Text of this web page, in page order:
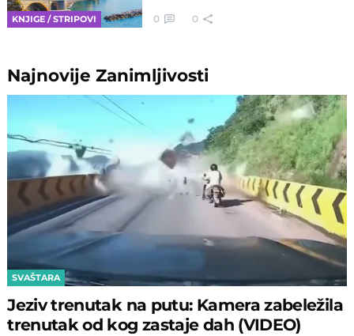
KNJIGE / STRIPOVI 0 0
NajnovijeZanimljivosti
SVAŠTARA
Jeziv trenutak na putu: Kamera zabeležila
trenutak od kog zastaje dah (VIDEO)